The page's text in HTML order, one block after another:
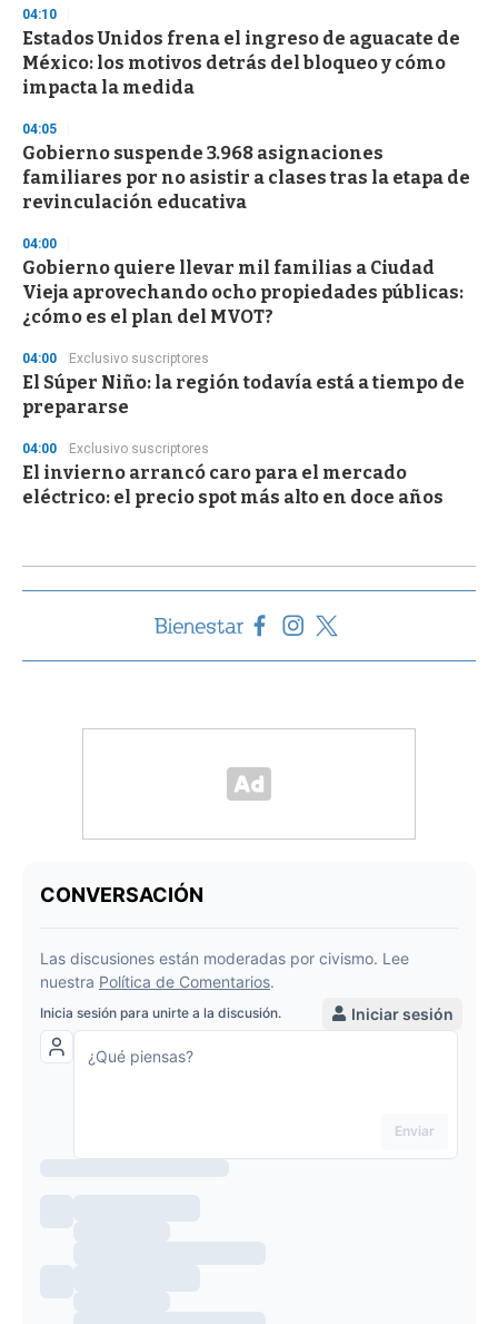
04:10
Estados Unidos frena el ingreso de aguacate de
México: los motivos detrás del bloqueo y cómo
impacta la medida
04:05
Gobierno suspende 3.968 asignaciones
familiares por no asistir a clases tras la etapa de
revinculación educativa
04:00
Gobierno quiere llevar mil familias a Ciudad
Vieja aprovechando ocho propiedades públicas:
¿cómo es el plan del MVOT?
04:00 Exclusivo suscriptores
El Súper Niño: la región todavía está a tiempo de
prepararse
04:00 Exclusivo suscriptores
El invierno arrancó caro para el mercado
eléctrico: el precio spot más alto en doce años